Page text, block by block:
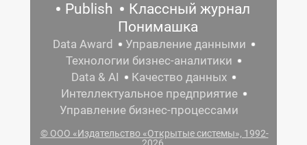
Publish
Классный журнал
Понимашка
Data Award
Управление данными
Технологии бизнес-аналитики
Data & AI
Качество данных
Интеллектуальное предприятие
Управление бизнес-процессами
© ООО «Издательство «Открытые системы», 1992-